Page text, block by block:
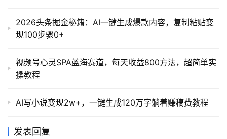
2026头条掘金秘籍：AI一键生成爆款内容，复制粘贴变
现100步骤0+
视频号心灵SPA蓝海赛道，每天收益800方法，超简单实
操教程
AI写小说变现2w+，一键生成120万字躺着赚稿费教程
发表回复